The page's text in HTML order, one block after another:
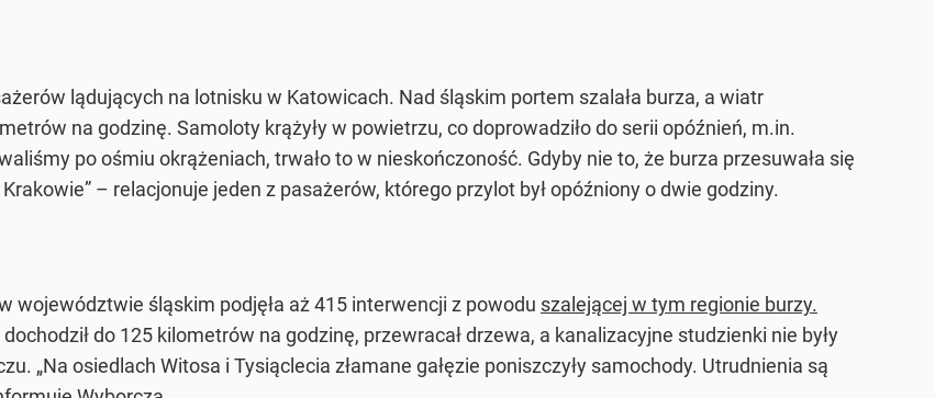
lądujących na lotnisku w Katowicach. Nad śląskim portem szalała burza, a wiatr
na godzinę. Samoloty krążyły w powietrzu, co doprowadziło do serii opóźnień, m.in.
po ośmiu okrążeniach, trwało to w nieskończoność. Gdyby nie to, że burza przesuwała się
– relacjonuje jeden z pasażerów, którego przylot był opóźniony o dwie godziny.
województwie śląskim podjęła aż 415 interwencji z powodu szalejącej w tym regionie burzy.
do 125 kilometrów na godzinę, przewracał drzewa, a kanalizacyjne studzienki nie były
„Na osiedlach Witosa i Tysiąclecia złamane gałęzie poniszczyły samochody. Utrudnienia są